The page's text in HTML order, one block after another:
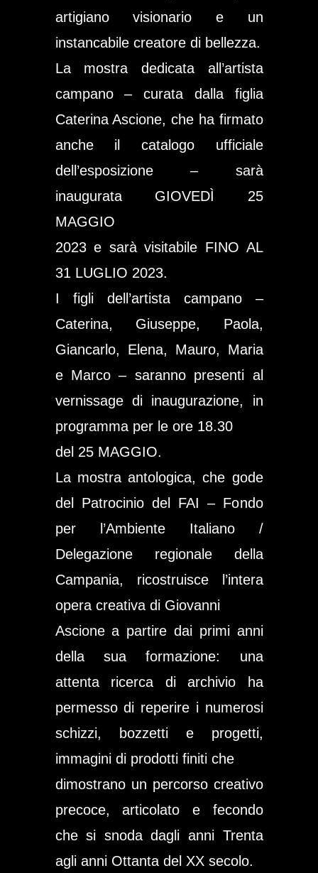
artigiano visionario e un
instancabile creatore di bellezza.
La mostra dedicata all’artista
campano – curata dalla figlia
Caterina Ascione, che ha firmato
anche il catalogo ufficiale
dell’esposizione – sarà
inaugurata GIOVEDÌ 25
MAGGIO
2023 e sarà visitabile FINO AL
31 LUGLIO 2023.
I figli dell’artista campano –
Caterina, Giuseppe, Paola,
Giancarlo, Elena, Mauro, Maria
e Marco – saranno presenti al
vernissage di inaugurazione, in
programma per le ore 18.30
del 25 MAGGIO.
La mostra antologica, che gode
del Patrocinio del FAI – Fondo
per l’Ambiente Italiano /
Delegazione regionale della
Campania, ricostruisce l’intera
opera creativa di Giovanni
Ascione a partire dai primi anni
della sua formazione: una
attenta ricerca di archivio ha
permesso di reperire i numerosi
schizzi, bozzetti e progetti,
immagini di prodotti finiti che
dimostrano un percorso creativo
precoce, articolato e fecondo
che si snoda dagli anni Trenta
agli anni Ottanta del XX secolo.